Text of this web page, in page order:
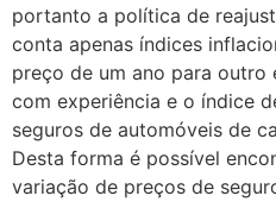
portanto a política de
conta apenas índices
preço de um ano para
com experiência e o índice
seguros de automóveis de
Desta forma é possível
variação de preços de